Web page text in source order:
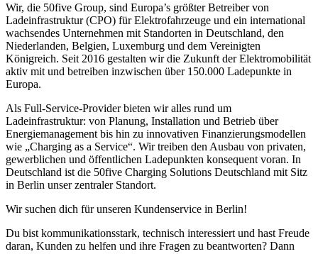
Wir, die 50five Group, sind Europa’s größter Betreiber von
Ladeinfrastruktur (CPO) für Elektrofahrzeuge und ein international
wachsendes Unternehmen mit Standorten in Deutschland, den
Niederlanden, Belgien, Luxemburg und dem Vereinigten
Königreich. Seit 2016 gestalten wir die Zukunft der Elektromobilität
aktiv mit und betreiben inzwischen über 150.000 Ladepunkte in
Europa.
Als Full-Service-Provider bieten wir alles rund um
Ladeinfrastruktur: von Planung, Installation und Betrieb über
Energiemanagement bis hin zu innovativen Finanzierungsmodellen
wie „Charging as a Service“. Wir treiben den Ausbau von privaten,
gewerblichen und öffentlichen Ladepunkten konsequent voran. In
Deutschland ist die 50five Charging Solutions Deutschland mit Sitz
in Berlin unser zentraler Standort.
Wir suchen dich für unseren Kundenservice in Berlin!
Du bist kommunikationsstark, technisch interessiert und hast Freude
daran, Kunden zu helfen und ihre Fragen zu beantworten? Dann